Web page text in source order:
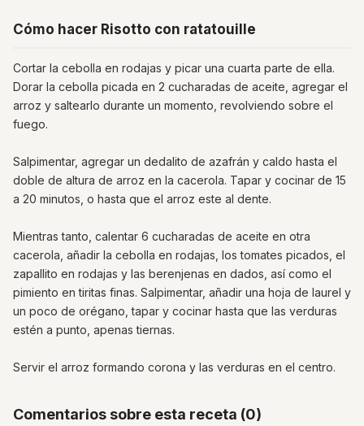
Cómo hacer Risotto con ratatouille
Cortar la cebolla en rodajas y picar una cuarta parte de ella.
Dorar la cebolla picada en 2 cucharadas de aceite, agregar el
arroz y saltearlo durante un momento, revolviendo sobre el
fuego.
Salpimentar, agregar un dedalito de azafrán y caldo hasta el
doble de altura de arroz en la cacerola. Tapar y cocinar de 15
a 20 minutos, o hasta que el arroz este al dente.
Mientras tanto, calentar 6 cucharadas de aceite en otra
cacerola, añadir la cebolla en rodajas, los tomates picados, el
zapallito en rodajas y las berenjenas en dados, así como el
pimiento en tiritas finas. Salpimentar, añadir una hoja de laurel y
un poco de orégano, tapar y cocinar hasta que las verduras
estén a punto, apenas tiernas.
Servir el arroz formando corona y las verduras en el centro.
Comentarios sobre esta receta (0)